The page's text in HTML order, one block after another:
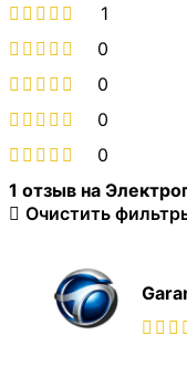
1
0
0
0
0
1 отзыв на
Очистить